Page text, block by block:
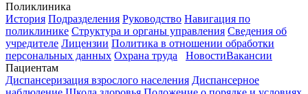
Поликлиника
История Подразделения Руководство Навигация по
поликлинике Структура и органы управления Сведения об
учредителе Лицензии Политика в отношении обработки
персональных данных Охрана труда НовостиВакансии
Пациентам
Диспансеризация взрослого населения Диспансерное